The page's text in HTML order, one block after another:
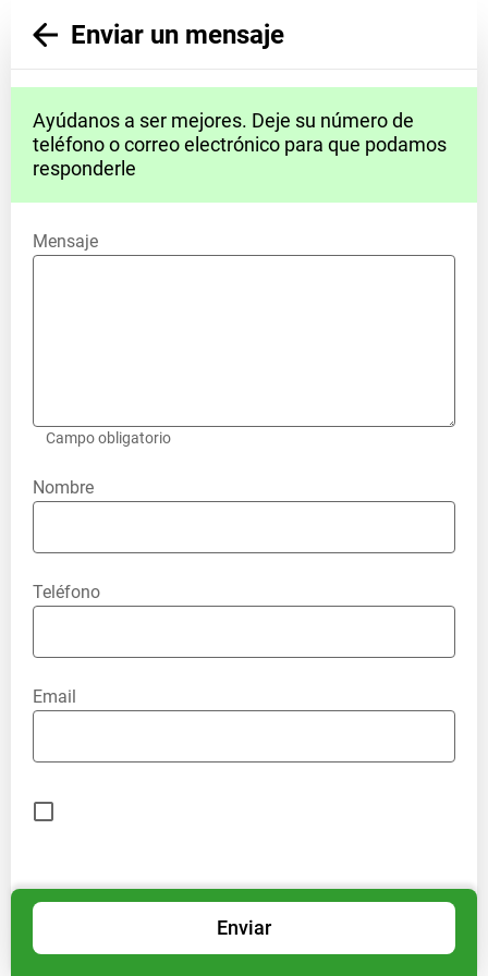
Enviar un mensaje
Ayúdanos a ser mejores. Deje su número de
teléfono o correo electrónico para que podamos
responderle
Mensaje
Campo obligatorio
Nombre
Teléfono
Email
Enviar